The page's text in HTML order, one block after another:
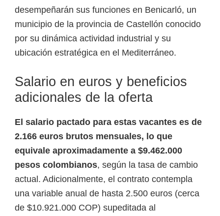
desempeñarán sus funciones en Benicarló, un
municipio de la provincia de Castellón conocido
por su dinámica actividad industrial y su
ubicación estratégica en el Mediterráneo.
Salario en euros y beneficios
adicionales de la oferta
El salario pactado para estas vacantes es de
2.166 euros brutos mensuales, lo que
equivale aproximadamente a $9.462.000
pesos colombianos, según la tasa de cambio
actual. Adicionalmente, el contrato contempla
una variable anual de hasta 2.500 euros (cerca
de $10.921.000 COP) supeditada al